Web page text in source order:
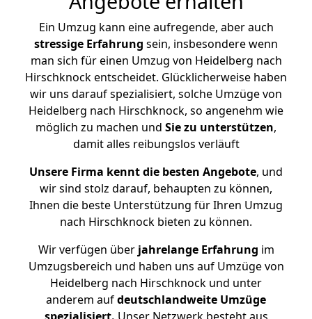
Ein Umzug kann eine aufregende, aber auch
stressige Erfahrung sein, insbesondere wenn
man sich für einen Umzug von Heidelberg nach
Hirschknock entscheidet. Glücklicherweise haben
wir uns darauf spezialisiert, solche Umzüge von
Heidelberg nach Hirschknock, so angenehm wie
möglich zu machen und Sie zu unterstützen,
damit alles reibungslos verläuft
Unsere Firma kennt die besten Angebote, und
wir sind stolz darauf, behaupten zu können,
Ihnen die beste Unterstützung für Ihren Umzug
nach Hirschknock bieten zu können.
Wir verfügen überjahrelange Erfahrung im
Umzugsbereich und haben uns auf Umzüge von
Heidelberg nach Hirschknock und unter
anderem aufdeutschlandweite Umzüge